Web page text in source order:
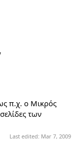
π.χ. ο Μικρός
των
Last edited: Mar 7, 2009